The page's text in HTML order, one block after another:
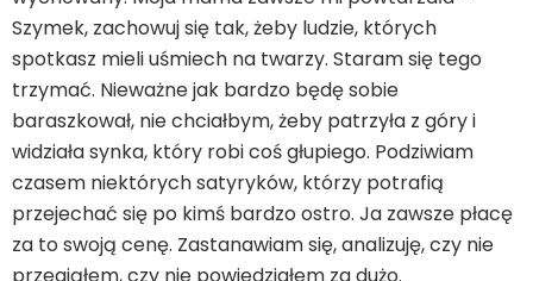
Szymek, zachowuj się tak, żeby ludzie, których
spotkasz mieli uśmiech na twarzy. Staram się tego
trzymać. Nieważne jak bardzo będę sobie
baraszkował, nie chciałbym, żeby patrzyła z góry i
widziała synka, który robi coś głupiego. Podziwiam
czasem niektórych satyryków, którzy potrafią
przejechać się po kimś bardzo ostro. Ja zawsze płacę
za to swoją cenę. Zastanawiam się, analizuję, czy nie